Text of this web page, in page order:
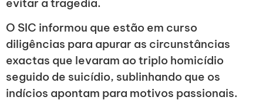
O SIC informou que estão em curso
diligências para apurar as circunstâncias
exactas que levaram ao triplo homicídio
seguido de suicídio, sublinhando que os
indícios apontam para motivos passionais.